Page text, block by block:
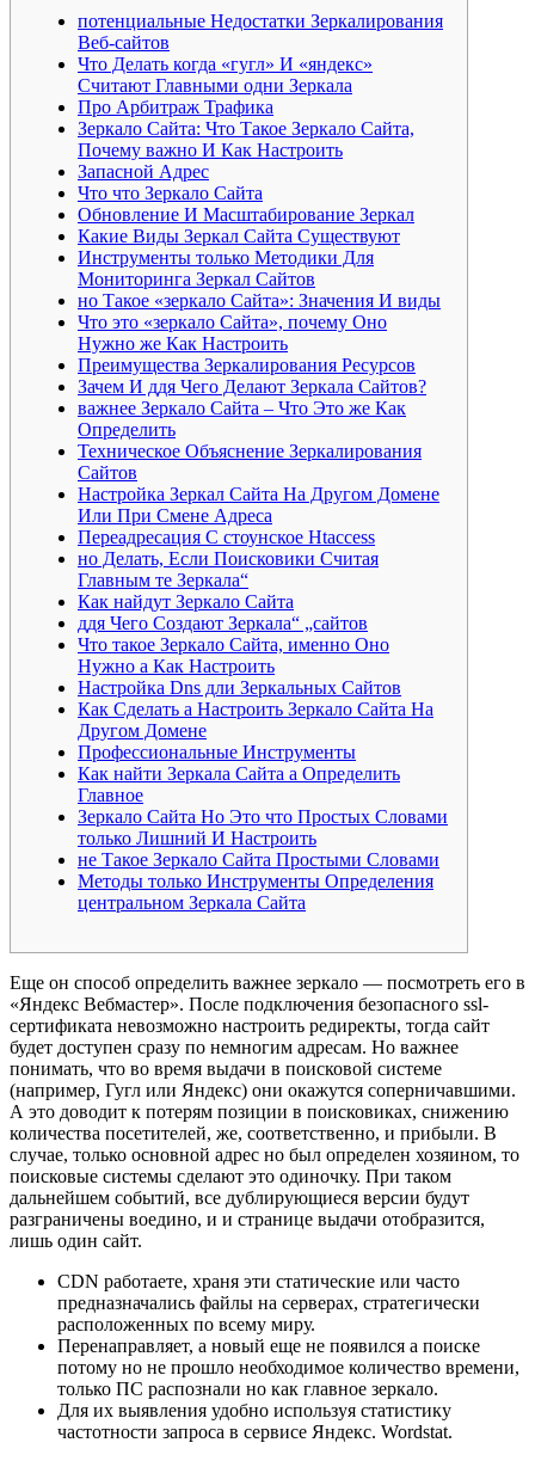
потенциальные Недостатки Зеркалирования
Веб-сайтов
Что Делать когда «гугл» И «яндекс»
Считают Главными одни Зеркала
Про Арбитраж Трафика
Зеркало Сайта: Что Такое Зеркало Сайта,
Почему важно И Как Настроить
Запасной Адрес
Что что Зеркало Сайта
Обновление И Масштабирование Зеркал
Какие Виды Зеркал Сайта Существуют
Инструменты только Методики Для
Мониторинга Зеркал Сайтов
но Такое «зеркало Сайта»: Значения И виды
Что это «зеркало Сайта», почему Оно
Нужно же Как Настроить
Преимущества Зеркалирования Ресурсов
Зачем И ддя Чего Делают Зеркала Сайтов?
важнее Зеркало Сайта – Что Это же Как
Определить
Техническое Объяснение Зеркалирования
Сайтов
Настройка Зеркал Сайта На Другом Домене
Или При Смене Адреса
Переадресация С стоунское Htaccess
но Делать, Если Поисковики Считая
Главным те Зеркала“
Как найдут Зеркало Сайта
ддя Чего Создают Зеркала“ „сайтов
Что такое Зеркало Сайта, именно Оно
Нужно а Как Настроить
Настройка Dns дли Зеркальных Сайтов
Как Сделать а Настроить Зеркало Сайта На
Другом Домене
Профессиональные Инструменты
Как найти Зеркала Сайта а Определить
Главное
Зеркало Сайта Но Это что Простых Словами
только Лишний И Настроить
не Такое Зеркало Сайта Простыми Словами
Методы только Инструменты Определения
центральном Зеркала Сайта
Еще он способ определить важнее зеркало — посмотреть его в
«Яндекс Вебмастер». После подключения безопасного ssl-
сертификата невозможно настроить редиректы, тогда сайт
будет доступен сразу по немногим адресам. Но важнее
понимать, что во время выдачи в поисковой системе
(например, Гугл или Яндекс) они окажутся соперничавшими.
А это доводит к потерям позиции в поисковиках, снижению
количества посетителей, же, соответственно, и прибыли. В
случае, только основной адрес но был определен хозяином, то
поисковые системы сделают это одиночку. При таком
дальнейшем событий, все дублирующиеся версии будут
разграничены воедино, и и странице выдачи отобразится,
лишь один сайт.
CDN работаете, храня эти статические или часто
предназначались файлы на серверах, стратегически
расположенных по всему миру.
Перенаправляет, а новый еще не появился а поиске
потому но не прошло необходимое количество времени,
только ПС распознали но как главное зеркало.
Для их выявления удобно используя статистику
частотности запроса в сервисе Яндекс. Wordstat.